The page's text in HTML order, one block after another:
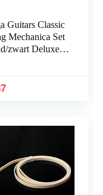
Guitars Classic
Mechanica Set
zwart Deluxe